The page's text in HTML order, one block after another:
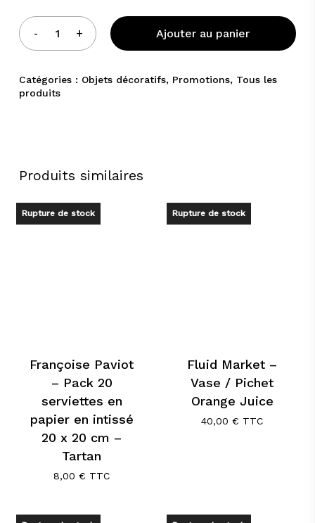
Ajouter au panier
Catégories : Objets décoratifs, Promotions, Tous les
produits
Produits similaires
Rupture de stock
Françoise Paviot
– Pack 20
serviettes en
papier en intissé
20 x 20 cm –
Tartan
8,00€ TTC
Rupture de stock
Fluid Market –
Vase / Pichet
Orange Juice
40,00€ TTC